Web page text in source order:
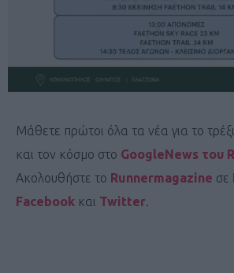
Μάθετε πρώτοι όλα τα νέα για το
και τον κόσμο στο GoogleNews του
Ακολουθήστε το Runnermagazine σε
Facebook και Twitter.